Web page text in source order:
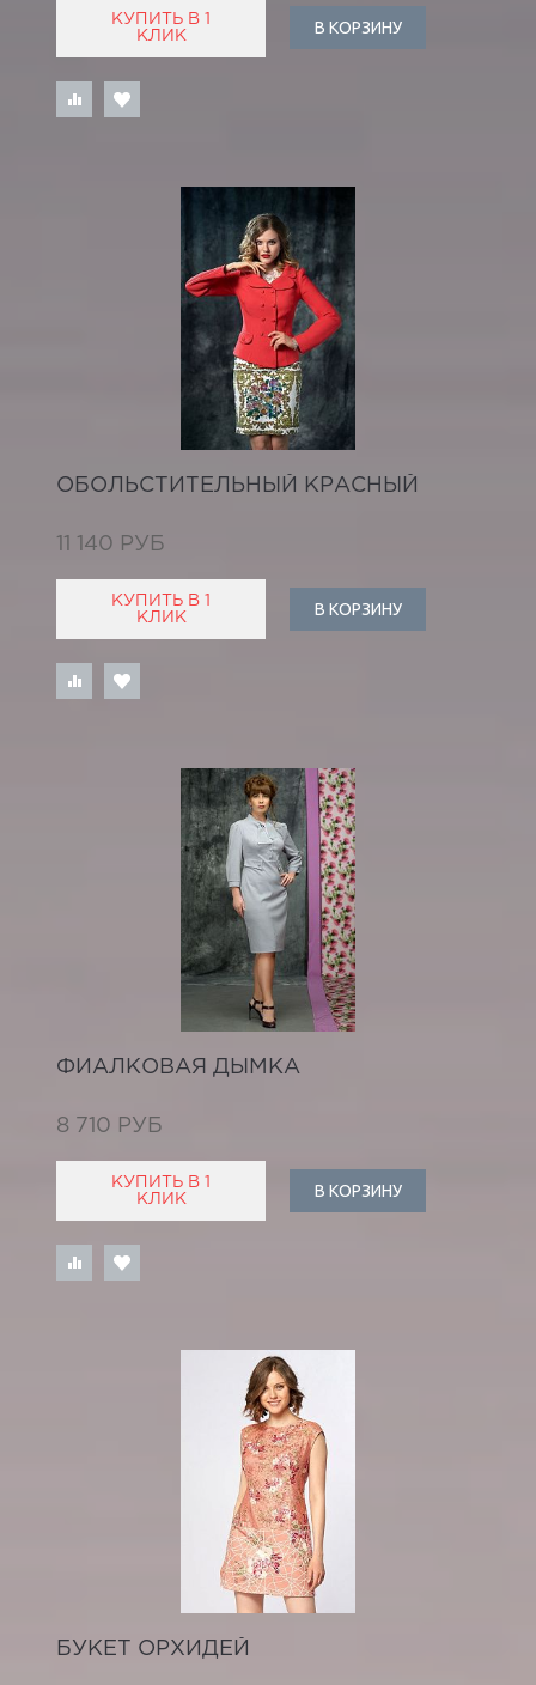
КУПИТЬ В 1
КЛИК
В КОРЗИНУ
ОБОЛЬСТИТЕЛЬНЫЙ КРАСНЫЙ
11 140 РУБ
КУПИТЬ В 1
КЛИК
В КОРЗИНУ
ФИАЛКОВАЯ ДЫМКА
8 710 РУБ
КУПИТЬ В 1
КЛИК
В КОРЗИНУ
БУКЕТ ОРХИДЕЙ